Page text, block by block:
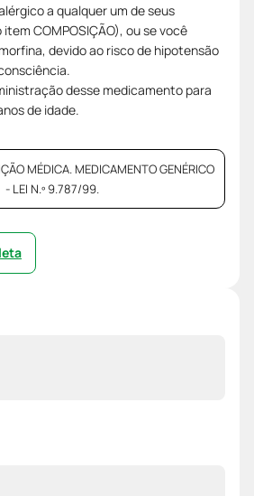
a qualquer um de seus
COMPOSIÇÃO), ou se você
devido ao risco de hipotensão
desse medicamento para
de idade.
MÉDICA. MEDICAMENTO GENÉRICO
- LEI N.º 9.787/99.